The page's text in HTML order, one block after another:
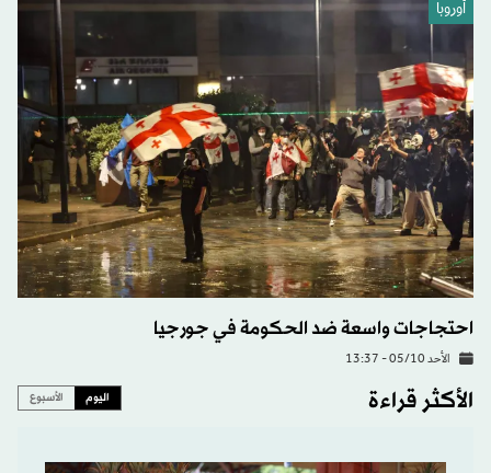
أوروبا
احتجاجات واسعة ضد الحكومة في جورجيا
الأحد 05/10 - 13:37
الأكثر قراءة اليوم الأسبوع